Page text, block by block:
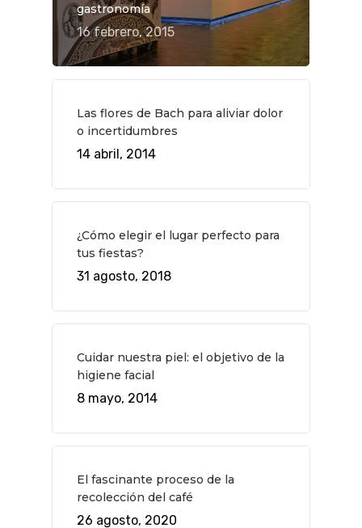
gastronomía
16 febrero, 2015
Las flores de Bach para aliviar dolor
o incertidumbres
14 abril, 2014
¿Cómo elegir el lugar perfecto para
tus fiestas?
31 agosto, 2018
Cuidar nuestra piel: el objetivo de la
higiene facial
8 mayo, 2014
El fascinante proceso de la
recolección del café
26 agosto, 2020
Planes
GASTRO